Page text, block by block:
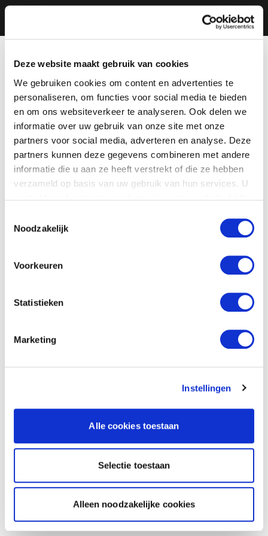
Deze website maakt gebruik van cookies
We gebruiken cookies om content en advertenties te
personaliseren, om functies voor social media te bieden
en om ons websiteverkeer te analyseren. Ook delen we
informatie over uw gebruik van onze site met onze
partners voor social media, adverteren en analyse. Deze
partners kunnen deze gegevens combineren met andere
informatie die u aan ze heeft verstrekt of die ze hebben
verzameld op basis van uw gebruik van hun services. U
Noodzakelijk
Voorkeuren
Statistieken
Marketing
Instellingen
Alle cookies toestaan
Selectie toestaan
Alleen noodzakelijke cookies